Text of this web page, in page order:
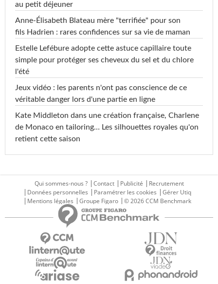
au petit déjeuner
Anne-Élisabeth Blateau mère "terrifiée" pour son
fils Hadrien : rares confidences sur sa vie de maman
Estelle Lefébure adopte cette astuce capillaire toute
simple pour protéger ses cheveux du sel et du chlore
l'été
Jeux vidéo : les parents n'ont pas conscience de ce
véritable danger lors d'une partie en ligne
Kate Middleton dans une création française, Charlene
de Monaco en tailoring… Les silhouettes royales qu'on
retient cette saison
Qui sommes-nous ? Contact Publicité
Recrutement
Données personnelles
Paramétrer les cookies
Gérer Utiq
Mentions légales
Groupe Figaro © 2026 CCM Benchmark